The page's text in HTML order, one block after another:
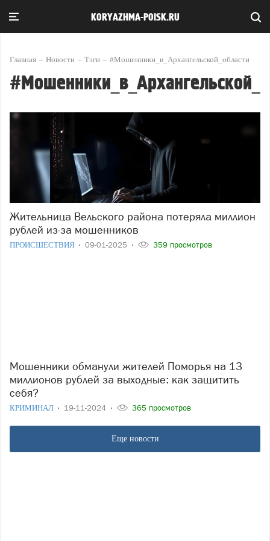
KORYAZHMA-POISK.RU
Главная Новости Тэги #Мошенники_в_Архангельской_области
Жительница Вельского района потеряла миллион
рублей из-за мошенников
ПРОИСШЕСТВИЯ 09-01-2025 359 просмотров
Мошенники обманули жителей Поморья на 13
миллионов рублей за выходные: как защитить
себя?
КРИМИНАЛ 19-11-2024 365 просмотров
Еще новости